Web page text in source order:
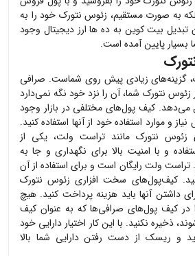
به صورت مستقیم، زئوس نتورک خود را به
تبدیل بیت کوین به ده ها ارز دیجیتال وجود
بسیار پایین آمده است.
، گزینه‌های زیادی پیش روی شماست. صرافی
زئوس نتورک شما، آن را نزد خود نگه نمی‌دارد
می‌دهد. کیف پول‌های مختلفی در بازار وجود
و موارد استفاده خود از آنها استفاده کنید.
زئوس نتورک مانند تراست ولت، یکی از
و با امنیت بالا برای نگهداری و جا به
ولت رایگان است و برای استفاده از آن
کیف‌پول‌های سخت افزاری زئوس نتورک
داشتن آنها باید هزینه پرداخت کنید. هیچ
کیف پول‌های صرافی‌ها که به عنوان کیف
ذخیره نکنید. با این کار اختیار دارایی خود
و ریسک از دست رفتن دارایی شما بالا